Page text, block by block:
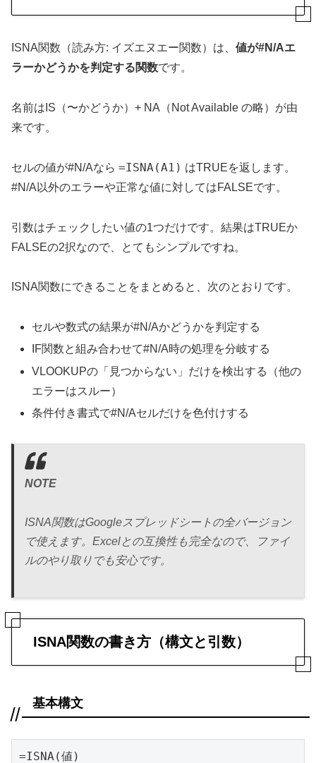
ISNA関数（読み方: イズエヌエー関数）は、 値が#N/Aエ
ラーかどうかを判定する関数です。
名前はIS（〜かどうか）+ NA（Not Available の略）が由
来です。
セルの値が#N/Aなら =ISNA(A1) はTRUEを返します。
#N/A以外のエラーや正常な値に対してはFALSEです。
引数はチェックしたい値の1つだけです。結果はTRUEか
FALSEの2択なので、とてもシンプルですね。
ISNA関数にできることをまとめると、次のとおりです。
セルや数式の結果が#N/Aかどうかを判定する
IF関数と組み合わせて#N/A時の処理を分岐する
VLOOKUPの「見つからない」だけを検出する（他の
エラーはスルー）
条件付き書式で#N/Aセルだけを色付けする
NOTE
ISNA関数はGoogleスプレッドシートの全バージョン
で使えます。Excelとの互換性も完全なので、ファイ
ルのやり取りでも安心です。
ISNA関数の書き方（構文と引数）
基本構文
=ISNA(値)